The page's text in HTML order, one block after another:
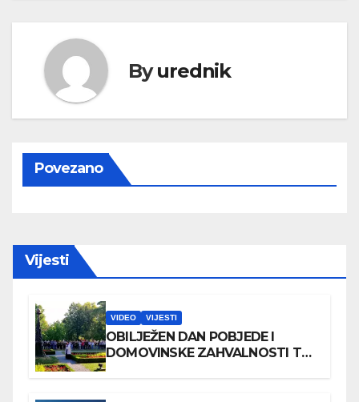
Byurednik
Povezano
Vijesti
VIDEO VIJESTI
OBILJEŽEN DAN POBJEDE I
DOMOVINSKE ZAHVALNOSTI TE